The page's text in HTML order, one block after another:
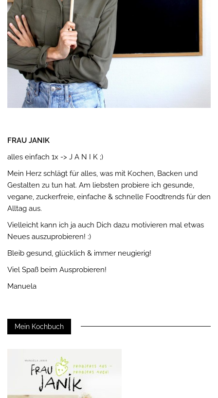
FRAU JANIK
alles einfach 1x -> J A N I K ;)
Mein Herz schlägt für alles, was mit Kochen, Backen und
Gestalten zu tun hat. Am liebsten probiere ich gesunde,
vegane, zuckerfreie, einfache & schnelle Foodtrends für den
Alltag aus.
Vielleicht kann ich ja auch Dich dazu motivieren mal etwas
Neues auszuprobieren! :)
Bleib gesund, glücklich & immer neugierig!
Viel Spaß beim Ausprobieren!
Manuela
Mein Kochbuch